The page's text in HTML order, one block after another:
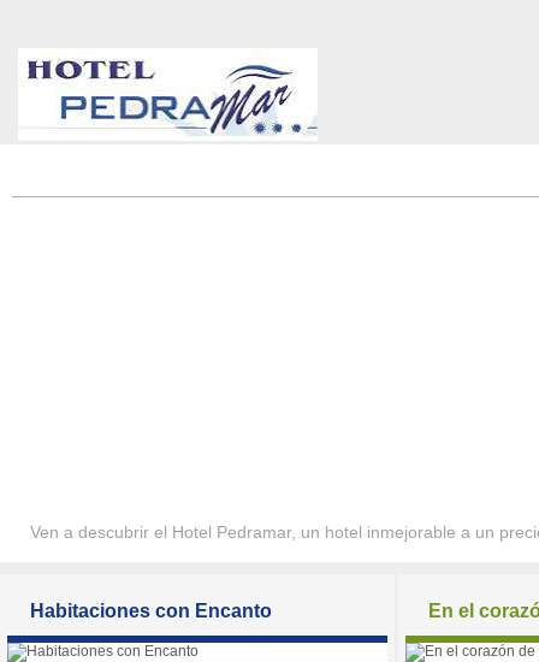
Ven a descubrir el Hotel Pedramar, un hotel inmejorable a un
Habitaciones con Encanto En el